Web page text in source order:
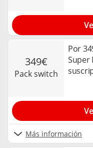
349€
pack switch
Por
Super
Más información